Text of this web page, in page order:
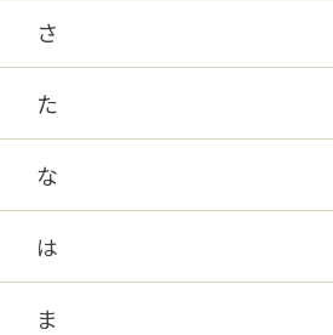
さ
た
な
は
ま